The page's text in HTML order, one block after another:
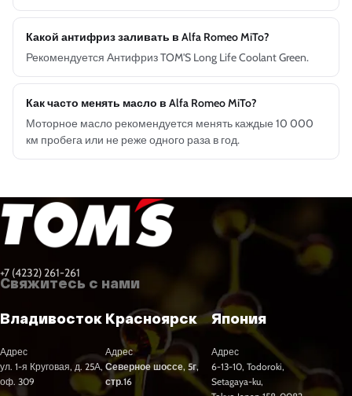
Какой антифриз заливать в Alfa Romeo MiTo?
Рекомендуется Антифриз TOM'S Long Life Coolant Green.
Как часто менять масло в Alfa Romeo MiTo?
Моторное масло рекомендуется менять каждые 10 000
км пробега или не реже одного раза в год.
+7 (4232) 261-261
Свяжитесь с нами
Владивосток
Адрес
ул. 1-я Круговая, д. 25А,
оф. 309
Красноярск
Адрес
Северное шоссе, 5г,
стр.16
Япония
Адрес
6-13-10, Todoroki,
Setagaya-ku,